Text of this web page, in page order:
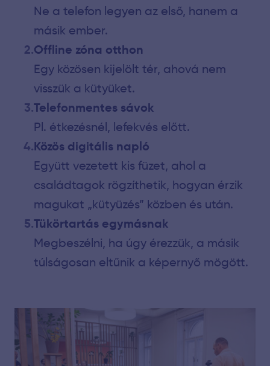
Ne a telefon legyen az első, hanem a
másik ember.
Offline zóna otthon
Egy közösen kijelölt tér, ahová nem
visszük a kütyüket.
Telefonmentes sávok
Pl. étkezésnél, lefekvés előtt.
Közös digitális napló
Együtt vezetett kis füzet, ahol a
családtagok rögzíthetik, hogyan érzik
magukat „kütyüzés” közben és után.
Tükörtartás egymásnak
Megbeszélni, ha úgy érezzük, a másik
túlságosan eltűnik a képernyő mögött.